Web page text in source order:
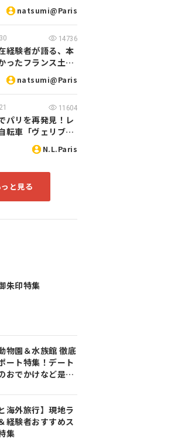
natsumi@Paris
14736
経験者が語る、本
ったフランス土…
natsumi@Paris
11604
パリを再発見！レ
転車「ヴェリブ…
N.L.Paris
と見る
朱印特集
物園＆水族館 徹底
ート特集！デート
おでかけなど是非
海外旅行】現地ラ
経験者おすすめス
集